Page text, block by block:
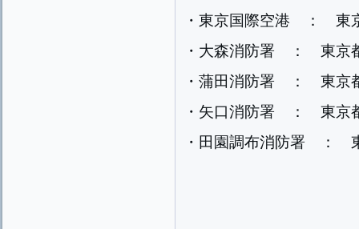
・東京国際空港 ： 東
・大森消防署 ： 東京
・蒲田消防署 ： 東京
・矢口消防署 ： 東京
・田園調布消防署 ：